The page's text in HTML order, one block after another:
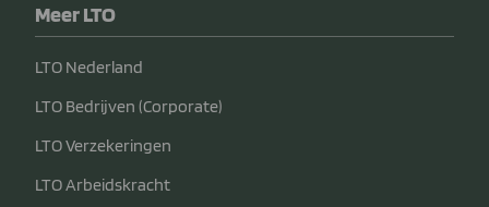
Meer LTO
LTO Nederland
LTO Bedrijven (Corporate)
LTO Verzekeringen
LTO Arbeidskracht